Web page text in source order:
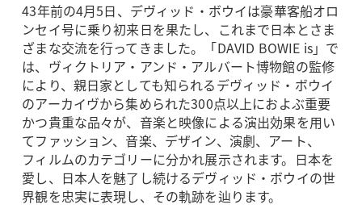
43年前の4月5日、デヴィッド・ボウイは豪華客船オロ
ンセイ号に乗り初来日を果たし、これまで日本とさま
ざまな交流を行ってきました。「DAVID BOWIE is」で
は、ヴィクトリア・アンド・アルバート博物館の監修
により、親日家としても知られるデヴィッド・ボウイ
のアーカイヴから集められた300点以上におよぶ重要
かつ貴重な品々が、音楽と映像による演出効果を用い
てファッション、音楽、デザイン、演劇、アート、
フィルムのカテゴリーに分かれ展示されます。日本を
愛し、日本人を魅了し続けるデヴィッド・ボウイの世
界観を忠実に表現し、その軌跡を辿ります。